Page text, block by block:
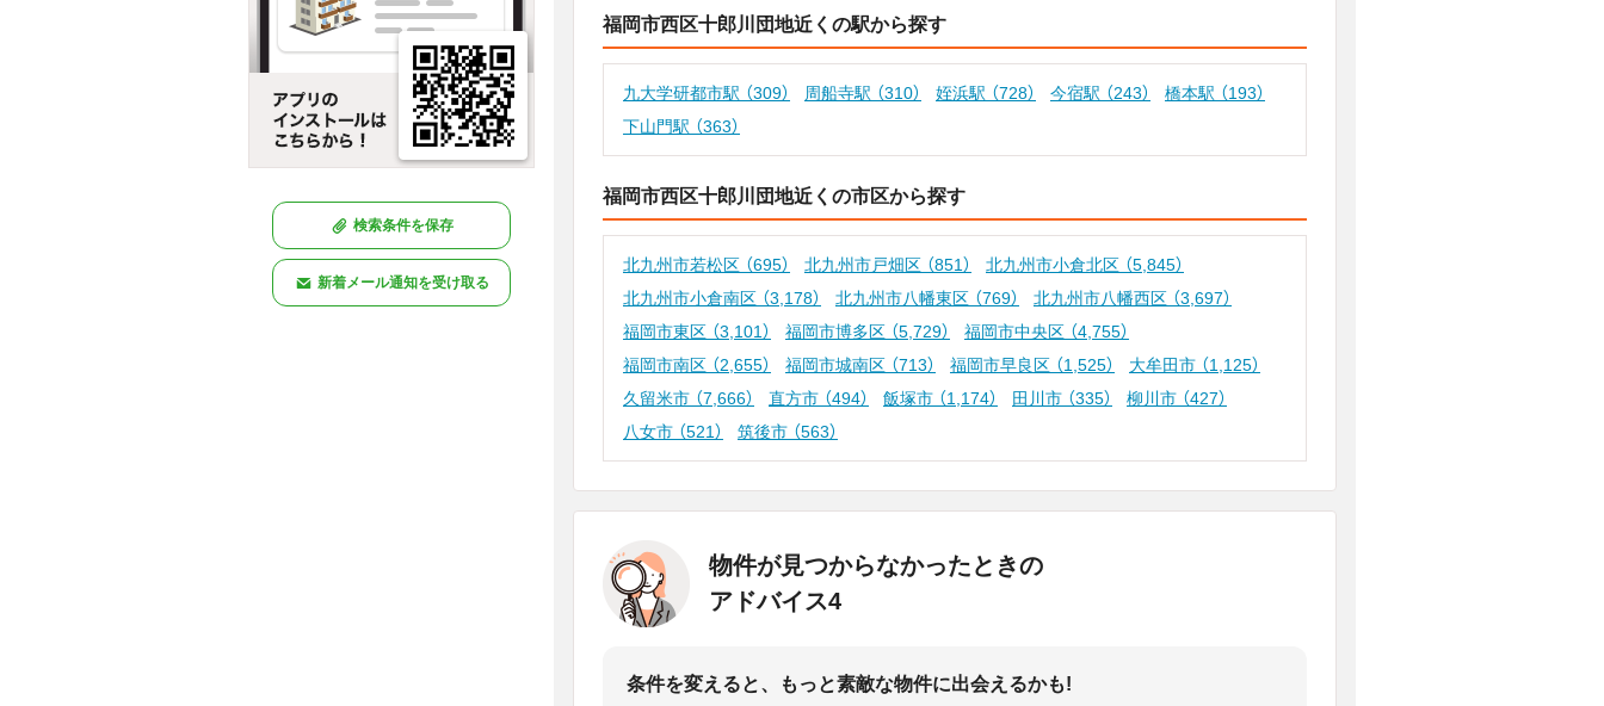
検索条件を保存
新着メール通知を受け取る
福岡市西区十郎川団地近くの駅から探す
九大学研都市駅 （309） 周船寺駅 （310） 姪浜駅 （728） 今宿駅 （243） 橋本駅 （193）
下山門駅 （363）
福岡市西区十郎川団地近くの市区から探す
北九州市若松区 （695） 北九州市戸畑区 （851） 北九州市小倉北区 （5,845）
北九州市小倉南区 （3,178） 北九州市八幡東区 （769） 北九州市八幡西区 （3,697）
福岡市東区 （3,101） 福岡市博多区 （5,729） 福岡市中央区 （4,755）
福岡市南区 （2,655） 福岡市城南区 （713） 福岡市早良区 （1,525） 大牟田市 （1,125）
久留米市 （7,666） 直方市 （494） 飯塚市 （1,174） 田川市 （335） 柳川市 （427）
八女市 （521） 筑後市 （563）
物件が見つからなかったときの
アドバイス4
条件を変えると、もっと素敵な物件に出会えるかも!